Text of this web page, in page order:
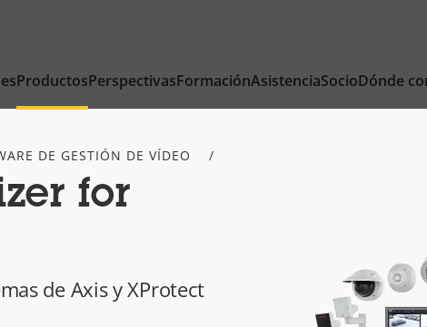
ProductosPerspectivasFormaciónAsistenciaSocioDónde
DE GESTIÓN DE VÍDEO
for
de Axis y XProtect